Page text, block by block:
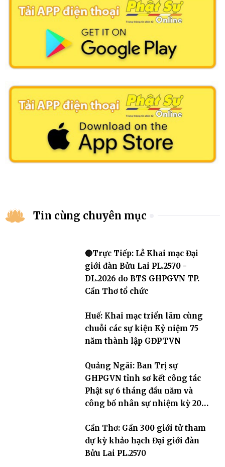
Tin cùng chuyên mục
🔴Trực Tiếp: Lễ Khai mạc Đại
giới đàn Bửu Lai PL.2570 -
DL.2026 do BTS GHPGVN TP.
Cần Thơ tổ chức
Huế: Khai mạc triển lãm cùng
chuỗi các sự kiện Kỷ niệm 75
năm thành lập GĐPTVN
Quảng Ngãi: Ban Trị sự
GHPGVN tỉnh sơ kết công tác
Phật sự 6 tháng đầu năm và
công bố nhân sự nhiệm kỳ 2026
Cần Thơ: Gần 300 giới tử tham
dự kỳ khảo hạch Đại giới đàn
Bửu Lai PL.2570